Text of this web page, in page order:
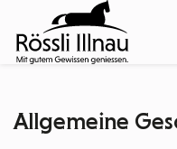
Allgemeine